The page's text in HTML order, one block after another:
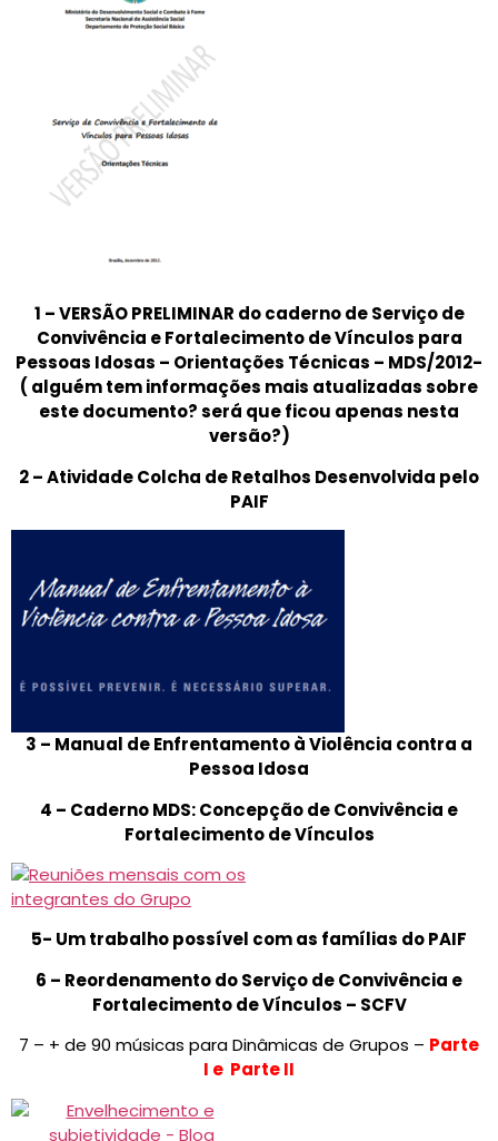
1 – VERSÃO PRELIMINAR do caderno de Serviço de
Convivência e Fortalecimento de Vínculos para
Pessoas Idosas – Orientações Técnicas – MDS/2012-
( alguém tem informações mais atualizadas sobre
este documento? será que ficou apenas nesta
versão?)
2 – Atividade Colcha de Retalhos Desenvolvida pelo
PAIF
3 – Manual de Enfrentamento à Violência contra a
Pessoa Idosa
4 – Caderno MDS: Concepção de Convivência e
Fortalecimento de Vínculos
5- Um trabalho possível com as famílias do PAIF
6 – Reordenamento do Serviço de Convivência e
Fortalecimento de Vínculos – SCFV
7 – + de 90 músicas para Dinâmicas de Grupos – Parte
I e Parte II